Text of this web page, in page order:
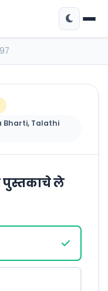
Bharti, Talathi
पुस्तकाचे ले